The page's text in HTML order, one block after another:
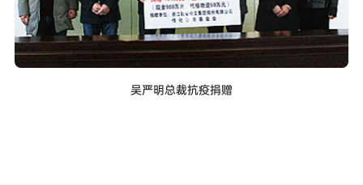
吴严明总裁抗疫捐赠